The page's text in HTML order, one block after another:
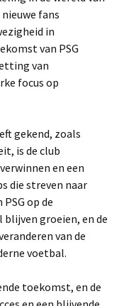
fans
in
van PSG
van
focus op
gekend, zoals
is de club
en een
die streven naar
op de
groeien, en de
van de
voetbal.
toekomst, en de